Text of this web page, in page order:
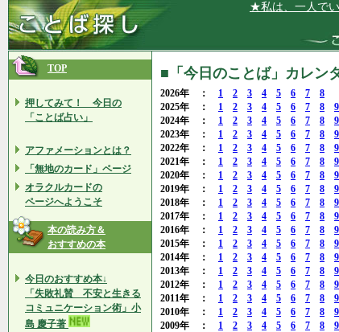
★私は、一人でいると
TOP
押してみて！ 今日の
「ことば占い」
アファメーションとは？
「無地のカード」ページ
オラクルカードの
ページへようこそ
本の読み方＆
おすすめの本
今日のおすすめ本↓
「失敗礼賛 不安と生きる
コミュニケーション術」小
島 慶子著
■「今日のことば」カレン
2026年 ： 1 2 3 4 5 6 7
8
2025年 ： 1 2 3 4 5 6 7 8 9
2024年 ： 1 2 3 4 5 6 7 8 9
2023年 ： 1 2 3 4 5 6 7 8 9
2022年 ： 1 2 3 4 5 6 7 8 9
2021年 ： 1 2 3 4 5 6 7 8 9
2020年 ： 1 2 3 4 5 6 7 8 9
2019年 ： 1 2 3 4 5 6 7 8 9
2018年 ： 1 2 3 4 5 6 7 8 9
2017年 ： 1 2 3 4 5 6 7 8 9
2016年 ： 1 2 3 4 5 6 7 8 9
2015年 ： 1 2 3 4 5 6 7 8 9
2014年 ： 1 2 3 4 5 6 7 8 9
2013年 ： 1 2 3 4 5 6 7 8 9
2012年 ： 1 2 3 4 5 6 7 8 9
2011年 ： 1 2 3 4 5 6 7 8 9
2010年 ： 1 2 3 4 5 6 7 8 9
2009年 ： 1 2 3 4 5 6 7 8 9